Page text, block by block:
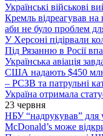
Українські військові
Кремль відреагував
аби не було проблем
У Херсоні підірвали
Під Рязанню в Росії
Українська авіація
США надають $450 млн
– РСЗВ та патрульні
Україна отримала
23 червня
НБУ “надрукував” для
McDonald’s може